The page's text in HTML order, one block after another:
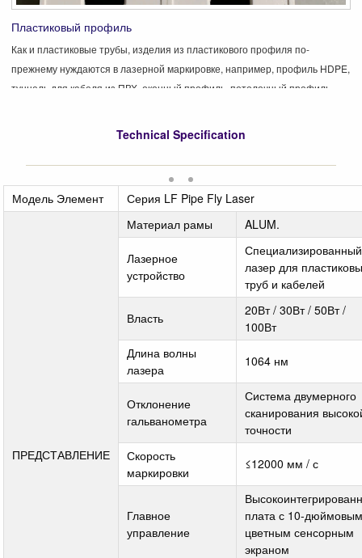
Пластиковый профиль
Как и пластиковые трубы, изделия из пластикового профиля по-
прежнему нуждаются в лазерной маркировке, например, профиль HDPE,
туннель для кабеля из ПВХ, оконный профиль, потолочный профиль.
Technical Specification
Модель Элемент Серия LF Pipe Fly Laser
ПРЕДСТАВЛЕНИЕ
Материал рамы ALUM.
Лазерное
устройство
Специализированный
лазер для
труб и кабелей
Власть
20Вт / 30Вт / 50Вт /
100Вт
Длина волны
лазера
1064 нм
Отклонение
гальванометра
Система двумерного
сканирования
точности
Скорость
маркировки
≤12000 мм / с
Главное
управление
плата с 10-
цветным сенсорным
экраном